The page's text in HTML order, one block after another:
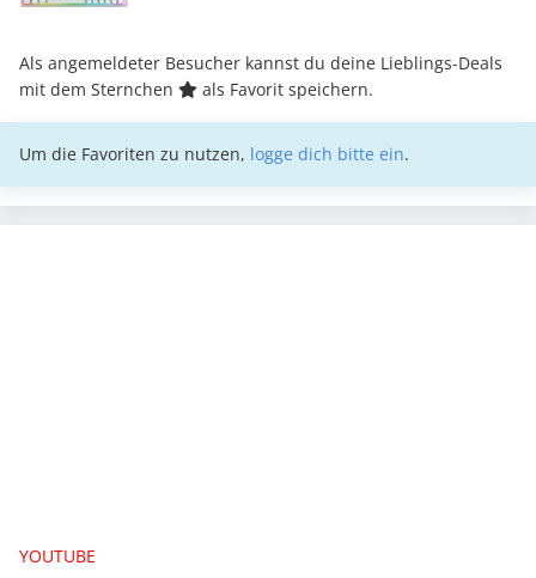
Als angemeldeter Besucher kannst du deine Lieblings-Deals
mit dem Sternchen
als Favorit speichern.
Um die Favoriten zu nutzen, logge dich bitte ein.
YOUTUBE